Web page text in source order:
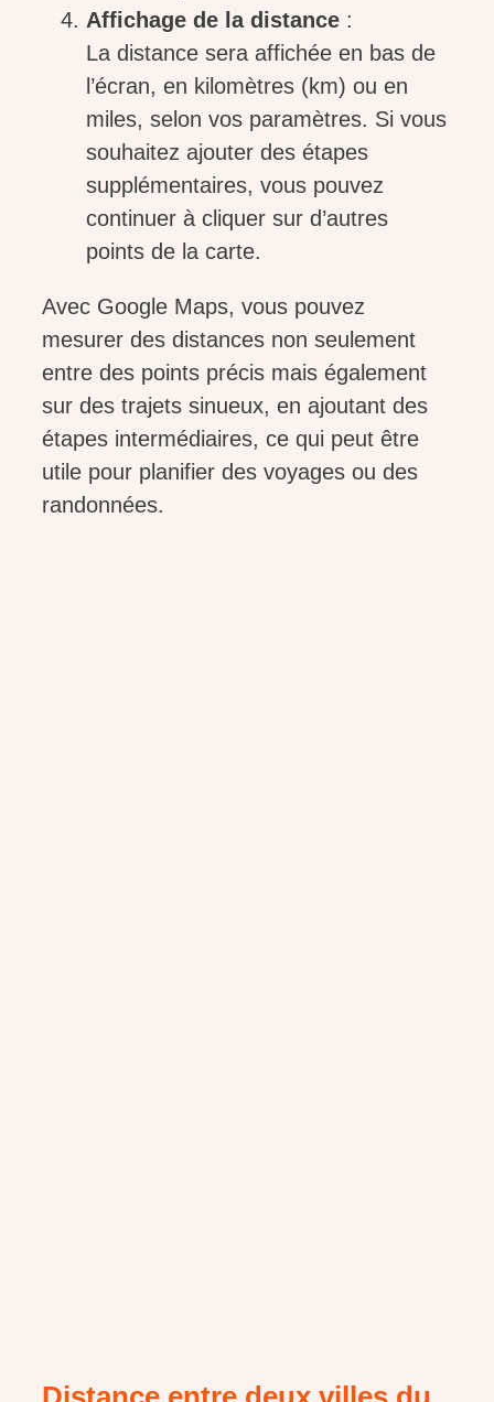
Affichage de la distance :
La distance sera affichée en bas de
l’écran, en kilomètres (km) ou en
miles, selon vos paramètres. Si vous
souhaitez ajouter des étapes
supplémentaires, vous pouvez
continuer à cliquer sur d’autres
points de la carte.
Avec Google Maps, vous pouvez
mesurer des distances non seulement
entre des points précis mais également
sur des trajets sinueux, en ajoutant des
étapes intermédiaires, ce qui peut être
utile pour planifier des voyages ou des
randonnées.